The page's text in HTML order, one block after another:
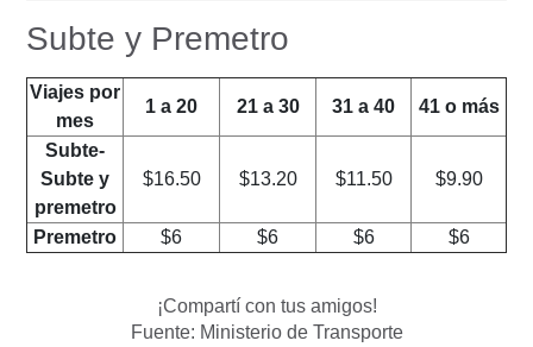
Subte y Premetro
Viajes por
mes
1 a 20 21 a 30 31 a 40 41 o más
Subte-
Subte y
premetro
$16.50 $13.20 $11.50 $9.90
Premetro $6 $6 $6 $6
¡Compartí con tus amigos!
Fuente: Ministerio de Transporte